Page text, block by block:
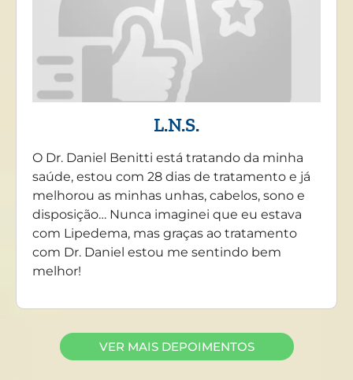
L.N.S.
O Dr. Daniel Benitti está tratando da minha
saúde, estou com 28 dias de tratamento e já
melhorou as minhas unhas, cabelos, sono e
disposição… Nunca imaginei que eu estava
com Lipedema, mas graças ao tratamento
com Dr. Daniel estou me sentindo bem
melhor!
VER MAIS DEPOIMENTOS